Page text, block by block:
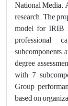
National Media.
research. The
model for IRIB
professional
subcomponents
degree
with 7
Group
based on